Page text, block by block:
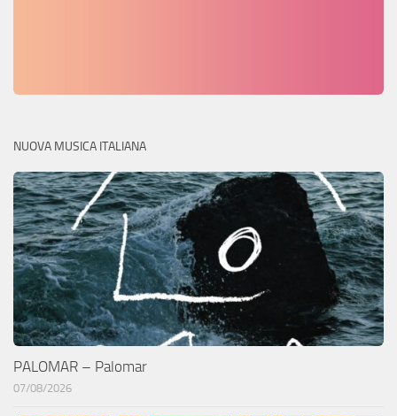
NUOVA MUSICA ITALIANA
PALOMAR – Palomar
07/08/2026